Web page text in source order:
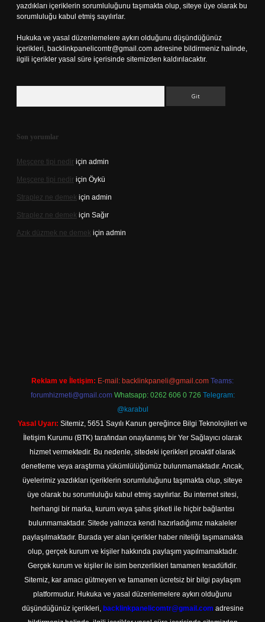
yazdıkları içeriklerin sorumluluğunu taşımakta olup, siteye üye olarak bu
sorumluluğu kabul etmiş sayılırlar.
Hukuka ve yasal düzenlemelere aykırı olduğunu düşündüğünüz
içerikleri, backlinkpanelicomtr@gmail.com adresine bildirmeniz halinde,
ilgili içerikler yasal süre içerisinde sitemizden kaldırılacaktır.
Son yorumlar
Meşcere tipi nedir için admin
Meşcere tipi nedir için Öykü
Straplez ne demek için admin
Straplez ne demek için Sağır
Azık düzmek ne demek için admin
Reklam ve İletişim: E-mail: backlinkpaneli@gmail.com Teams:
forumhizmeti@gmail.com Whatsapp: 0262 606 0 726 Telegram:
@karabul
Yasal Uyarı: Sitemiz, 5651 Sayılı Kanun gereğince Bilgi Teknolojileri ve
İletişim Kurumu (BTK) tarafından onaylanmış bir Yer Sağlayıcı olarak
hizmet vermektedir. Bu nedenle, sitedeki içerikleri proaktif olarak
denetleme veya araştırma yükümlülüğümüz bulunmamaktadır. Ancak,
üyelerimiz yazdıkları içeriklerin sorumluluğunu taşımakta olup, siteye
üye olarak bu sorumluluğu kabul etmiş sayılırlar. Bu internet sitesi,
herhangi bir marka, kurum veya şahıs şirketi ile hiçbir bağlantısı
bulunmamaktadır. Sitede yalnızca kendi hazırladığımız makaleler
paylaşılmaktadır. Burada yer alan içerikler haber niteliği taşımamakta
olup, gerçek kurum ve kişiler hakkında paylaşım yapılmamaktadır.
Gerçek kurum ve kişiler ile isim benzerlikleri tamamen tesadüfidir.
Sitemiz, kar amacı gütmeyen ve tamamen ücretsiz bir bilgi paylaşım
platformudur. Hukuka ve yasal düzenlemelere aykırı olduğunu
düşündüğünüz içerikleri, backlinkpanelicomtr@gmail.com adresine